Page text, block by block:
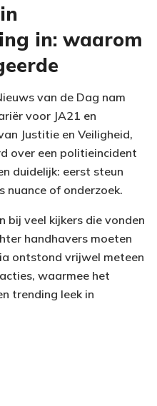
in: waarom
van de Dag nam
voor JA21 en
Justitie en Veiligheid,
over een politieincident
duidelijk: eerst steun
nuance of onderzoek.
bij veel kijkers die vonden
handhavers moeten
ontstond vrijwel meteen
waarmee het
trending leek in